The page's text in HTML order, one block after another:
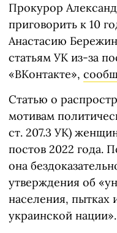
Прокурор
приговорить к 10
Анастасию
статьям УК из-за
«ВКонтакте»,
Статью о
мотивам
ст. 207.3 УК)
постов 2022 года.
она
утверждения об
населения, пытках
украинской нации».